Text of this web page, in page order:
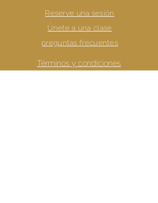
Reserve una sesión
Únete a una clase
preguntas frecuentes
Términos y condiciones